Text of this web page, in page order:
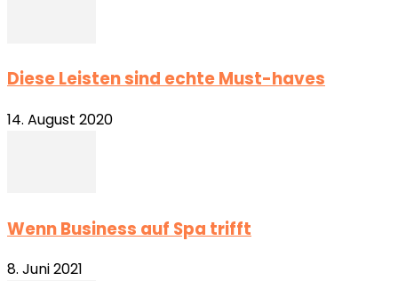
Diese Leisten sind echte Must-haves
14. August 2020
Wenn Business auf Spa trifft
8. Juni 2021